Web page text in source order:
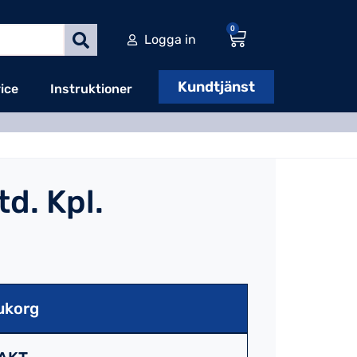
Logga in
0
Instruktioner Kundtjänst
Kpl.